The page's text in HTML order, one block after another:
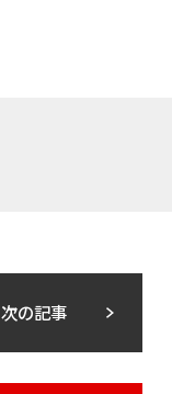
次の記事